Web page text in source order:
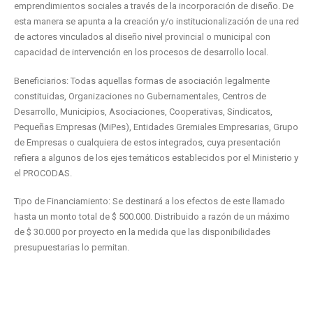
emprendimientos sociales a través de la incorporación de diseño. De
esta manera se apunta a la creación y/o institucionalización de una red
de actores vinculados al diseño nivel provincial o municipal con
capacidad de intervención en los procesos de desarrollo local.
Beneficiarios: Todas aquellas formas de asociación legalmente
constituidas, Organizaciones no Gubernamentales, Centros de
Desarrollo, Municipios, Asociaciones, Cooperativas, Sindicatos,
Pequeñas Empresas (MiPes), Entidades Gremiales Empresarias, Grupo
de Empresas o cualquiera de estos integrados, cuya presentación
refiera a algunos de los ejes temáticos establecidos por el Ministerio y
el PROCODAS.
Tipo de Financiamiento: Se destinará a los efectos de este llamado
hasta un monto total de $ 500.000. Distribuido a razón de un máximo
de $ 30.000 por proyecto en la medida que las disponibilidades
presupuestarias lo permitan.